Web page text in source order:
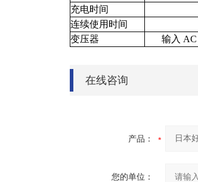
充电时间
连续使用时间
变压器
输入 AC
在线咨询
产品：
您的单位：